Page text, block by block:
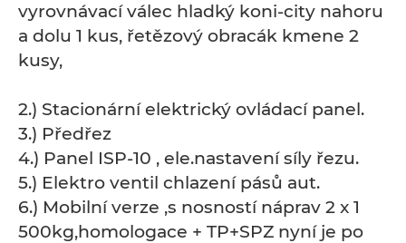
vyrovnávací válec hladký koni-city nahoru
a dolu 1 kus, řetězový obracák kmene 2
kusy,
2.) Stacionární elektrický ovládací panel.
3.) Předřez
4.) Panel ISP-10 , ele.nastavení síly řezu.
5.) Elektro ventil chlazení pásů aut.
6.) Mobilní verze ,s nosností náprav 2 x 1
500kg,homologace + TP+SPZ nyní je po